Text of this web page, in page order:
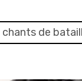
chants de